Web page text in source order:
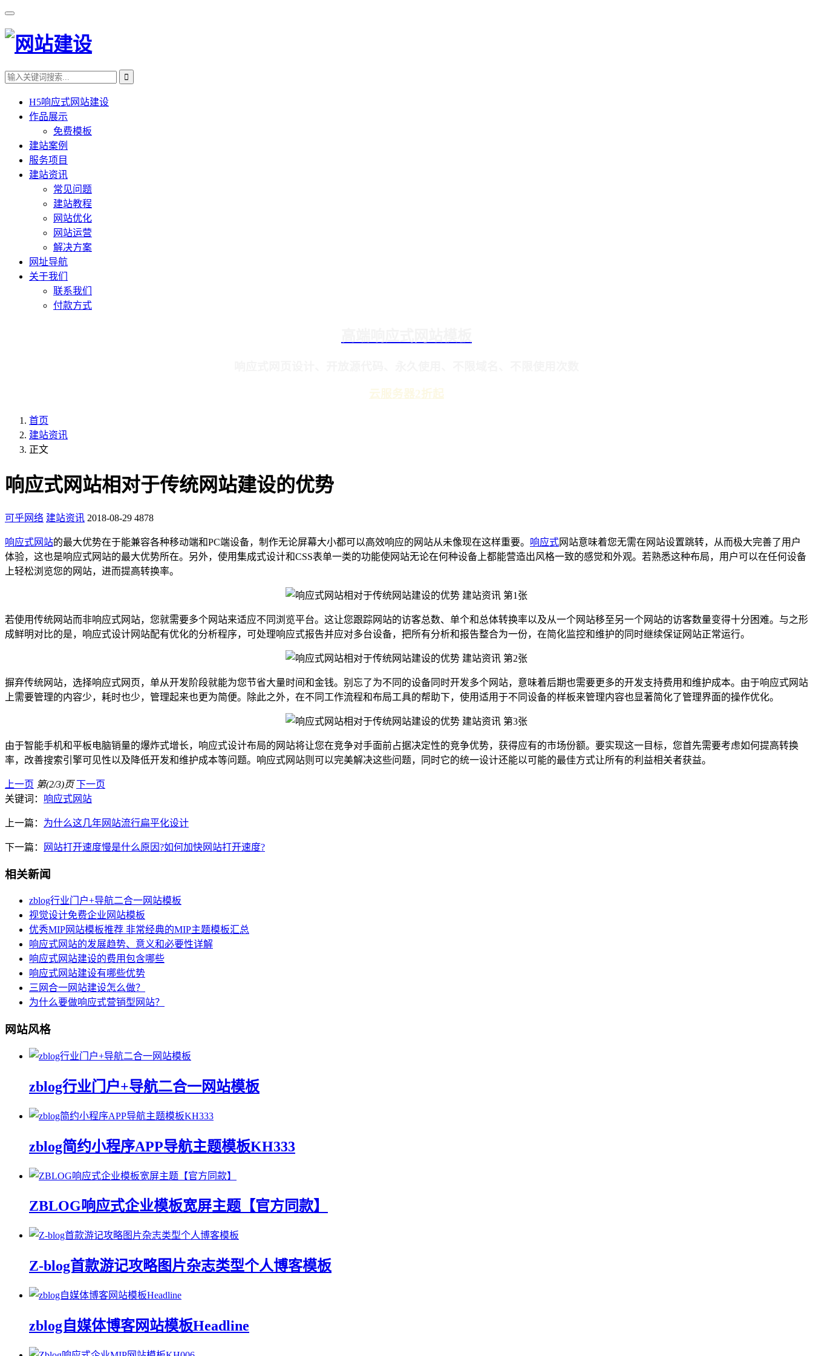
H5响应式网站建设
作品展示
免费模板
建站案例
服务项目
建站资讯
常见问题
建站教程
网站优化
网站运营
解决方案
网址导航
关于我们
联系我们
付款方式
云服务器2折起
首页
建站资讯
正文
响应式网站相对于传统网站建设的优势
可乎网络 建站资讯 2018-08-29 4878
响应式网站的最大优势在于能兼容各种移动端和PC端设备，制作无论屏幕大小都可以高效响应的网站从未像现在这样重要。 响应式网站意味着您无需在网站设置跳转，从而极大完善了用户
体验，这也是响应式网站的最大优势所在。另外，使用集成式设计和CSS表单一类的功能使网站无论在何种设备上都能营造出风格一致的感觉和外观。若熟悉这种布局，用户可以在任何设备
上轻松浏览您的网站，进而提高转换率。
若使用传统网站而非响应式网站，您就需要多个网站来适应不同浏览平台。这让您跟踪网站的访客总数、单个和总体转换率以及从一个网站移至另一个网站的访客数量变得十分困难。与之形
成鲜明对比的是，响应式设计网站配有优化的分析程序，可处理响应式报告并应对多台设备，把所有分析和报告整合为一份，在简化监控和维护的同时继续保证网站正常运行。
摒弃传统网站，选择响应式网页，单从开发阶段就能为您节省大量时间和金钱。别忘了为不同的设备同时开发多个网站，意味着后期也需要更多的开发支持费用和维护成本。由于响应式网站
上需要管理的内容少，耗时也少，管理起来也更为简便。除此之外，在不同工作流程和布局工具的帮助下，使用适用于不同设备的样板来管理内容也显著简化了管理界面的操作优化。
由于智能手机和平板电脑销量的爆炸式增长，响应式设计布局的网站将让您在竞争对手面前占据决定性的竞争优势，获得应有的市场份额。要实现这一目标，您首先需要考虑如何提高转换
率，改善搜索引擎可见性以及降低开发和维护成本等问题。响应式网站则可以完美解决这些问题，同时它的统一设计还能以可能的最佳方式让所有的利益相关者获益。
上一页 第(2/3)页 下一页
关键词：
响应式网站
上一篇： 为什么这几年网站流行扁平化设计
下一篇： 网站打开速度慢是什么原因?如何加快网站打开速度?
相关新闻
zblog行业门户+导航二合一网站模板
视觉设计免费企业网站模板
优秀MIP网站模板推荐 非常经典的MIP主题模板汇总
响应式网站的发展趋势、意义和必要性详解
响应式网站建设的费用包含哪些
响应式网站建设有哪些优势
三网合一网站建设怎么做？
为什么要做响应式营销型网站？
网站风格
zblog行业门户+导航二合一网站模板
zblog简约小程序APP导航主题模板KH333
ZBLOG响应式企业模板宽屏主题【官方同款】
Z-blog首款游记攻略图片杂志类型个人博客模板
zblog自媒体博客网站模板Headline